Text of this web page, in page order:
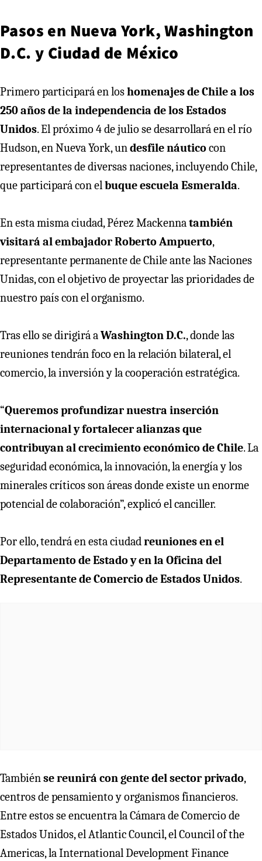
Pasos en Nueva York, Washington
D.C. y Ciudad de México
Primero participará en loshomenajes de Chile a los
250 años de la independencia de los Estados
Unidos. El próximo 4 de julio se desarrollará en el río
Hudson, en Nueva York, undesfile náutico con
representantes de diversas naciones, incluyendo Chile,
que participará con elbuque escuela Esmeralda.
En esta misma ciudad, Pérez Mackennatambién
visitará al embajador Roberto Ampuerto,
representante permanente de Chile ante las Naciones
Unidas, con el objetivo de proyectar las prioridades de
nuestro país con el organismo.
Tras ello se dirigirá aWashington D.C., donde las
reuniones tendrán foco en la relación bilateral, el
comercio, la inversión y la cooperación estratégica.
“Queremos profundizar nuestra inserción
internacional y fortalecer alianzas que
contribuyan al crecimiento económico de Chile. La
seguridad económica, la innovación, la energía y los
minerales críticos son áreas donde existe un enorme
potencial de colaboración”, explicó el canciller.
Por ello, tendrá en esta ciudadreuniones en el
Departamento de Estado y en la Oficina del
Representante de Comercio de Estados Unidos.
Tambiénse reunirá con gente del sector privado,
centros de pensamiento y organismos financieros.
Entre estos se encuentra la Cámara de Comercio de
Estados Unidos, el Atlantic Council, el Council of the
Americas, la International Development Finance